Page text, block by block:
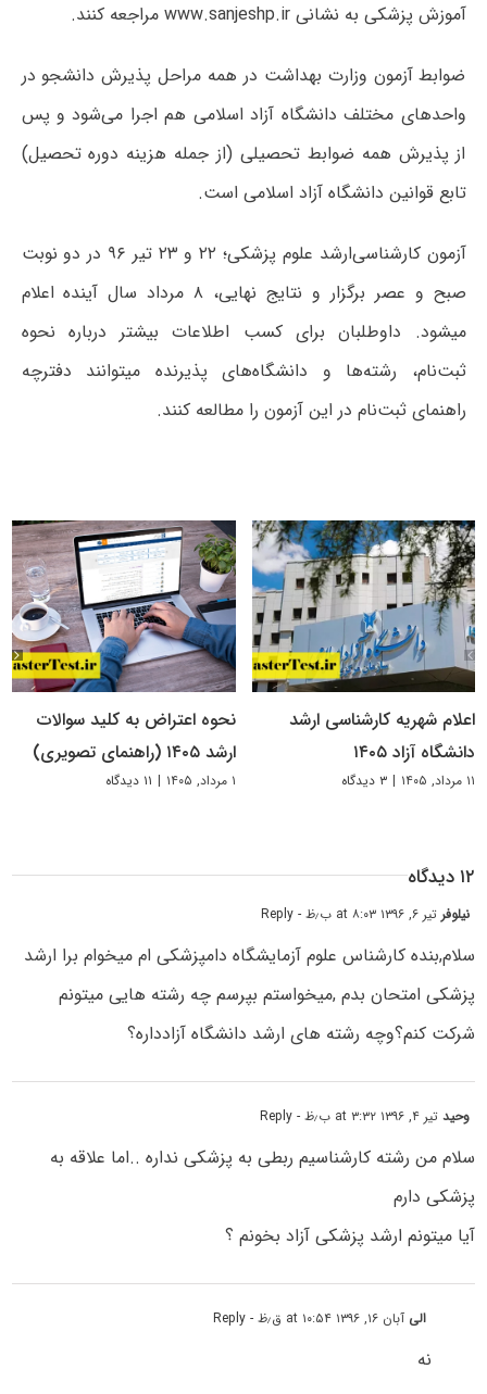
آموزش پزشکی به نشانی www.sanjeshp.ir مراجعه کنند.
ضوابط آزمون وزارت بهداشت در همه مراحل پذیرش دانشجو در
واحدهای مختلف دانشگاه آزاد اسلامی هم اجرا می‌شود و پس
از پذیرش همه ضوابط تحصیلی (از جمله هزینه دوره تحصیل)
تابع قوانین دانشگاه آزاد اسلامی است.
آزمون کارشناسی‌ارشد علوم پزشکی؛ ۲۲ و ۲۳ تیر ۹۶ در دو نوبت
صبح و عصر برگزار و نتایج نهایی، ۸ مرداد سال آینده اعلام
می‎شود. داوطلبان برای کسب اطلاعات بیشتر درباره نحوه
ثبت‌نام، رشته‌ها و دانشگاه‌های پذیرنده میتوانند دفترچه
راهنمای ثبت‌نام در این آزمون را مطالعه کنند.
اعلام شهریه کارشناسی ارشد
دانشگاه آزاد ۱۴۰۵
۱۱ مرداد, ۱۴۰۵ | ۳ دیدگاه
نحوه اعتراض به کلید سوالات
ارشد ۱۴۰۵ (راهنمای تصویری)
۱ مرداد, ۱۴۰۵ | ۱۱ دیدگاه
۱۲ دیدگاه
نیلوفرتیر ۶, ۱۳۹۶ at ۸:۰۳ ب٫ظ - Reply
سلام,بنده کارشناس علوم آزمایشگاه دامپزشکی ام میخوام برا ارشد
پزشکی امتحان بدم ,میخواستم بپرسم چه رشته هایی میتونم
شرکت کنم؟وچه رشته های ارشد دانشگاه آزادداره؟
وحیدتیر ۴, ۱۳۹۶ at ۳:۳۲ ب٫ظ - Reply
سلام من رشته کارشناسیم ربطی به پزشکی نداره ..اما علاقه به
پزشکی دارم
آیا میتونم ارشد پزشکی آزاد بخونم ؟
الی آبان ۱۶, ۱۳۹۶ at ۱۰:۵۴ ق٫ظ - Reply
نه